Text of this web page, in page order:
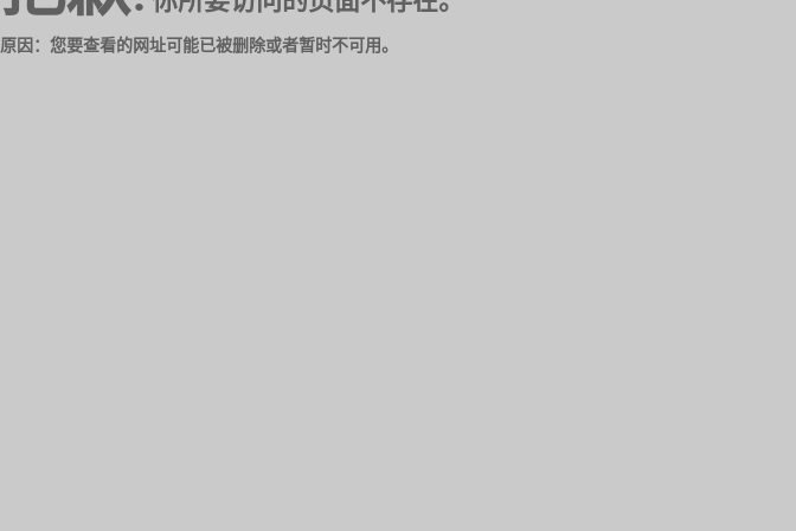
原因：您要查看的网址可能已被删除或者暂时不可用。